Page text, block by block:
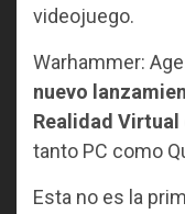
videojuego.
Warhammer:
nuevo
Realidad Virtual
tanto PC como
Esta no es la